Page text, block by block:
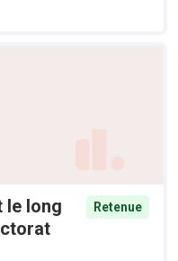
le long
Retenue